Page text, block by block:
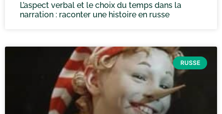
L’aspect verbal et le choix du temps dans la
narration : raconter une histoire en russe
RUSSE